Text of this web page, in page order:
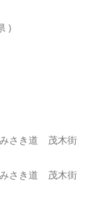
)
さき道 茂木街
さき道 茂木街